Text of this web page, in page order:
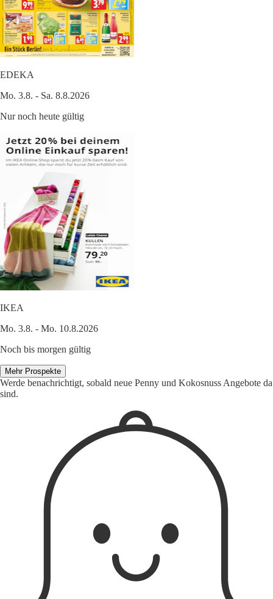
EDEKA
Mo. 3.8. - Sa. 8.8.2026
Nur noch heute gültig
IKEA
Mo. 3.8. - Mo. 10.8.2026
Noch bis morgen gültig
Mehr Prospekte
Werde benachrichtigt, sobald neue Penny und Kokosnuss Angebote da
sind.